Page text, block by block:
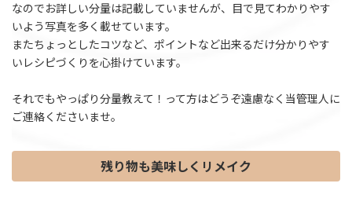
なのでお詳しい分量は記載していませんが、目で見てわかりやす
いよう写真を多く載せています。
またちょっとしたコツなど、ポイントなど出来るだけ分かりやす
いレシピづくりを心掛けています。
それでもやっぱり分量教えて！って方はどうぞ遠慮なく当管理人に
ご連絡くださいませ。
残り物も美味しくリメイク